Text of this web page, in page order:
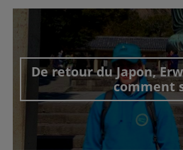
De retour du Japon,
comment